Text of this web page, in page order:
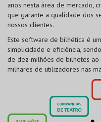
anos nesta área de mercado,
que garante a qualidade dos
nossos clientes.
Este software de bilhética é
simplicidade e eficiência,
de dez milhões de bilhetes
milhares de utilizadores nas